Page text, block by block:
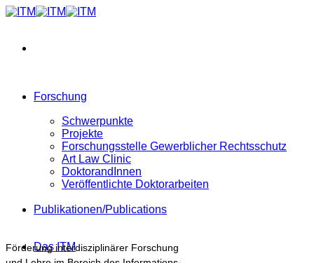
Zum
Forschung
Schwerpunkte
Projekte
Forschungsstelle Gewerblicher Rechtsschutz
Art Law Clinic
DoktorandInnen
Veröffentlichte Doktorarbeiten
Publikationen/Publications
Das ITM
Förderung interdisziplinärer Forschung